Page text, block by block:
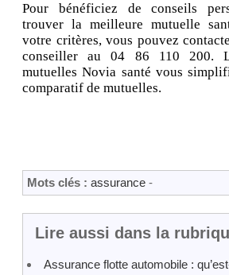
Pour bénéficiez de conseils
trouver la meilleure mutuelle
votre critères, vous pouvez
conseiller au 04 86 110 200.
mutuelles Novia santé vous
comparatif de mutuelles.
Mots clés : assurance -
Lire aussi dans la
Assurance flotte automobile :